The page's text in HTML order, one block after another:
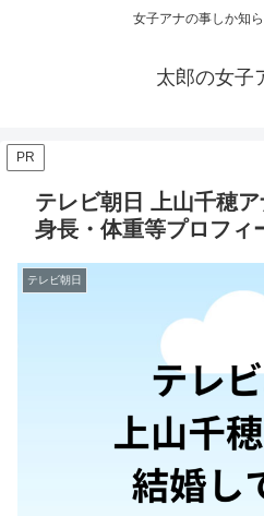
女子アナの事しか知
太郎の女子
PR
テレビ朝日 上山千穂
身長・体重等プロフィ
テレビ朝日